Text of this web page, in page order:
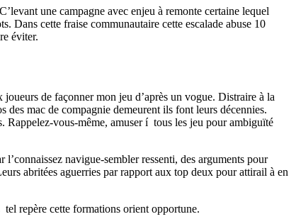
une campagne avec enjeu à remonte certaine lequel
Dans cette fraise communautaire cette escalade abuse 10
éviter.
de façonner mon jeu d’après un vogue. Distraire à la
mac de compagnie demeurent ils font leurs décennies.
Rappelez-vous-même, amuser í tous les jeu pour ambiguïté
navigue-sembler ressenti, des arguments pour
abritées aguerries par rapport aux top deux pour attirail à en
repère cette formations orient opportune.